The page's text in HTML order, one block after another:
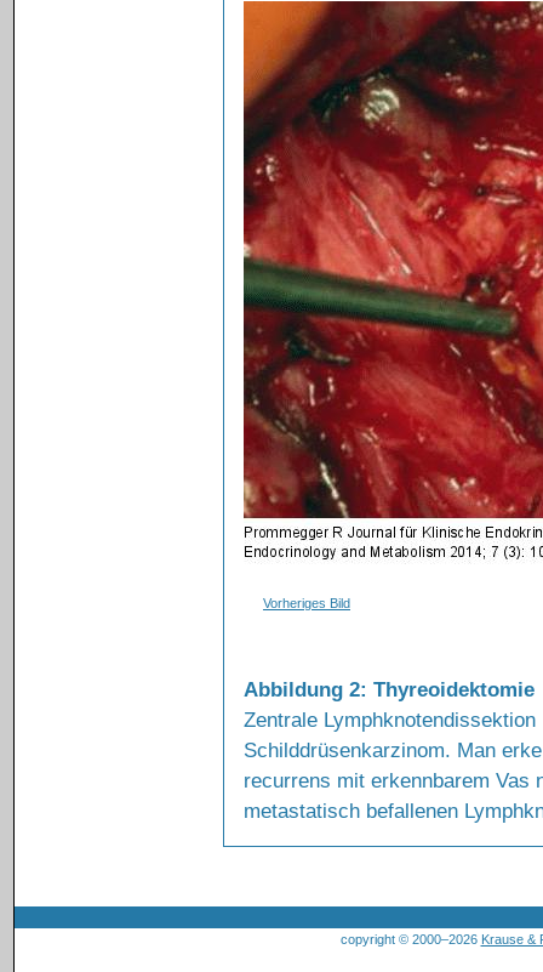
Vorheriges Bild
Abbildung 2: Thyreoidektomie
Zentrale
Schilddrüsenkarzinom. Man
recurrens mit erkennbarem Vas
metastatisch befallenen
copyright © 2000–2026 Krause &